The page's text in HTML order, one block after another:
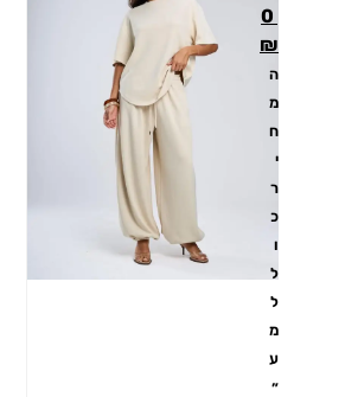
0
₪
ה
מ
ח
י
ר
כ
ו
ל
ל
מ
ע
״